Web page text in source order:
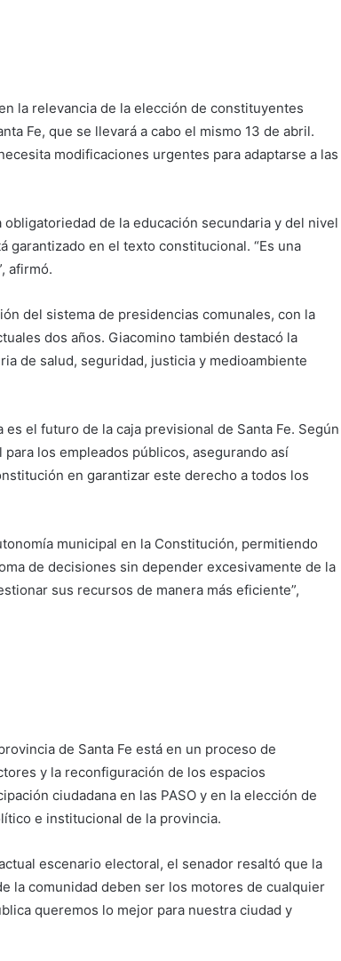
la relevancia de la elección de constituyentes
Fe, que se llevará a cabo el mismo 13 de abril.
modificaciones urgentes para adaptarse a las
de la educación secundaria y del nivel
garantizado en el texto constitucional. “Es una
afirmó.
del sistema de presidencias comunales, con la
dos años. Giacomino también destacó la
de salud, seguridad, justicia y medioambiente
el futuro de la caja previsional de Santa Fe. Según
los empleados públicos, asegurando así
en garantizar este derecho a todos los
municipal en la Constitución, permitiendo
de decisiones sin depender excesivamente de la
sus recursos de manera más eficiente”,
de Santa Fe está en un proceso de
y la reconfiguración de los espacios
ciudadana en las PASO y en la elección de
e institucional de la provincia.
escenario electoral, el senador resaltó que la
la comunidad deben ser los motores de cualquier
queremos lo mejor para nuestra ciudad y